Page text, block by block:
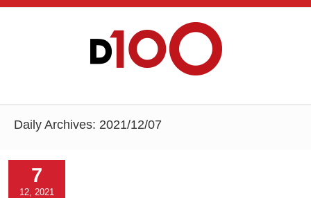
Daily Archives: 2021/12/07
7
12, 2021